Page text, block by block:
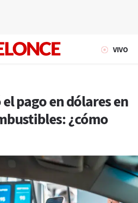
VIVO
pago en dólares en
¿cómo